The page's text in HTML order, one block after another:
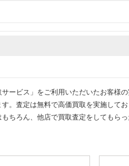
ービス」をご利用いただいたお客様の
。査定は無料で高価買取を実施してお
ちろん、他店で買取査定をしてもら